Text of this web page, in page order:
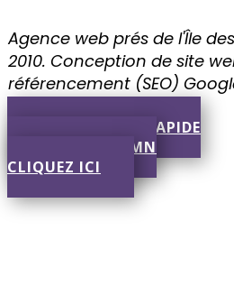
Agence web prés de l'Île
2010. Conception de site
référencement (SEO)
SOUMISSION RAPIDE
RÉPONSE EN 30 MN
CLIQUEZ ICI